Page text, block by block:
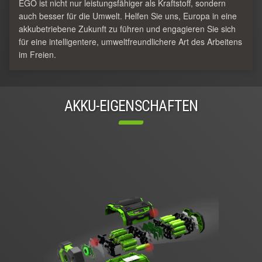
EGO ist nicht nur leistungsfähiger als Kraftstoff, sondern
auch besser für die Umwelt. Helfen Sie uns, Europa in eine
akkubetriebene Zukunft zu führen und engagieren Sie sich
für eine intelligentere, umweltfreundlichere Art des Arbeitens
im Freien.
AKKU-EIGENSCHAFTEN